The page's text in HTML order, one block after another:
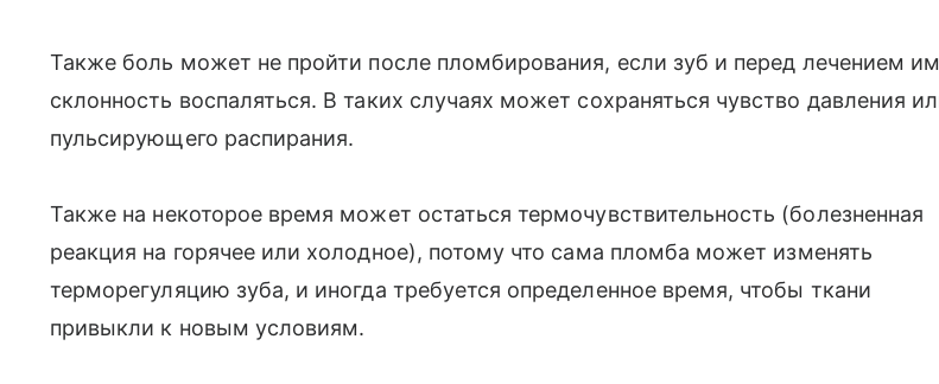
Также боль может не пройти после пломбирования, если зуб и перед лечением
склонность воспаляться. В таких случаях может сохраняться чувство давления
пульсирующего распирания.
Также на некоторое время может остаться термочувствительность (болезненная
реакция на горячее или холодное), потому что сама пломба может изменять
терморегуляцию зуба, и иногда требуется определенное время, чтобы ткани
привыкли к новым условиям.